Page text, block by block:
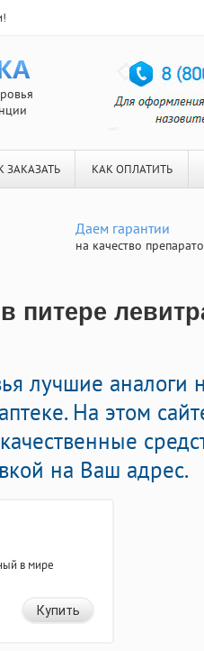
ЗАКАЗАТЬ КАК ОПЛАТИТЬ
Даем гарантии
на качество
питере
лучшие аналоги
На этом
на Ваш адрес.
в мире
Купить